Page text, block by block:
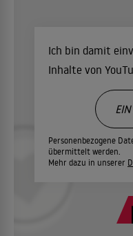
Ich bin damit
Inhalte von
Personenbezogene
übermittelt werden.
Mehr dazu in unserer